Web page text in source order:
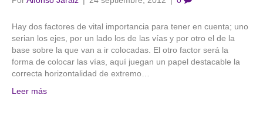
Hay dos factores de vital importancia para tener en cuenta; uno
serian los ejes, por un lado los de las vías y por otro el de la
base sobre la que van a ir colocadas. El otro factor será la
forma de colocar las vías, aquí juegan un papel destacable la
correcta horizontalidad de extremo…
Leer más